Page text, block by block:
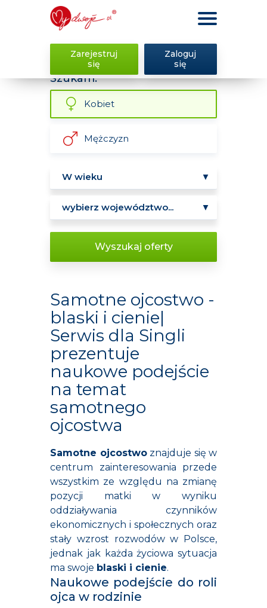
Zarejestruj
się
Zaloguj
się
Szukam:
Kobiet
Mężczyzn
Wyszukaj oferty
Samotne ojcostwo -
blaski i cienie|
Serwis dla Singli
prezentuje
naukowe podejście
na temat
samotnego
ojcostwa
Samotne ojcostwoznajduje się w
centrum zainteresowania przede
wszystkim ze względu na zmianę
pozycji matki w wyniku
oddziaływania czynników
ekonomicznych i społecznych oraz
stały wzrost rozwodów w Polsce,
jednak jak każda życiowa sytuacja
ma swoje blaski i cienie.
Naukowe podejście do roli
ojca w rodzinie